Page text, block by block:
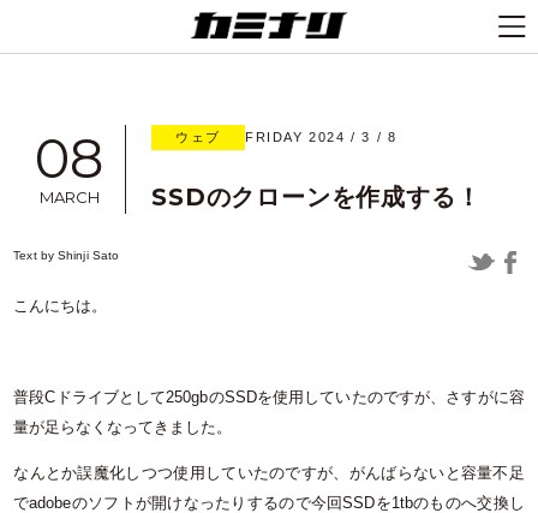
08
MARCH
ウェブ FRIDAY 2024 / 3 / 8
SSDのクローンを作成する！
Text byShinji Sato
こんにちは。
普段Cドライブとして250gbのSSDを使用していたのですが、さすがに容
量が足らなくなってきました。
なんとか誤魔化しつつ使用していたのですが、がんばらないと容量不足
でadobeのソフトが開けなったりするので今回SSDを1tbのものへ交換し